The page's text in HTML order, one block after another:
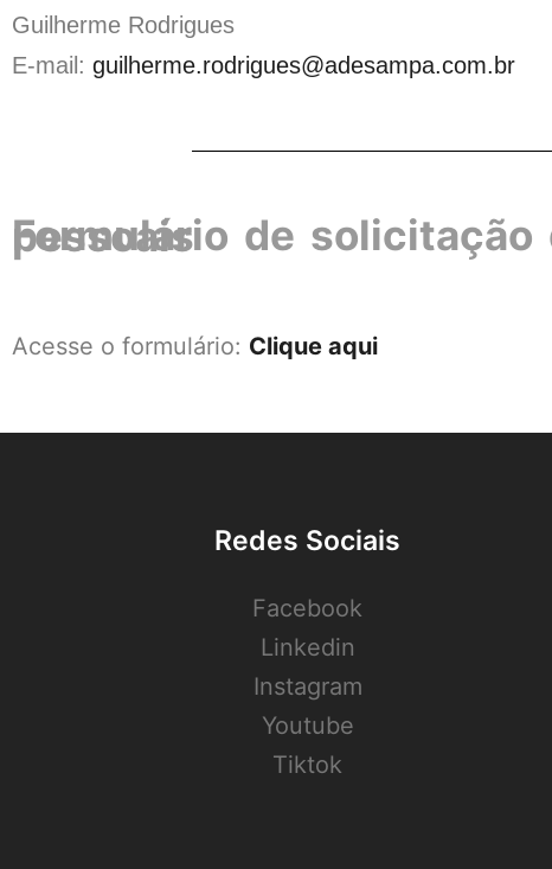
Guilherme Rodrigues
E-mail: guilherme.rodrigues@adesampa.com.br
Formulário de solicitação de direitos do titular de dados pessoais
Acesse o formulário: Clique aqui
Redes Sociais
Facebook
Linkedin
Instagram
Youtube
Tiktok